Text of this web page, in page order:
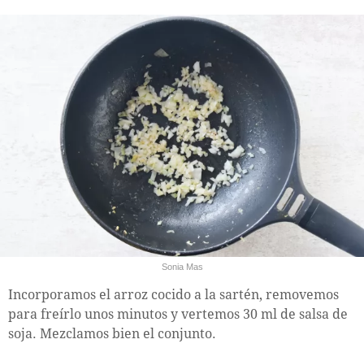
Sonia Mas
Incorporamos el arroz cocido a la sartén, removemos
para freírlo unos minutos y vertemos 30 ml de salsa de
soja. Mezclamos bien el conjunto.